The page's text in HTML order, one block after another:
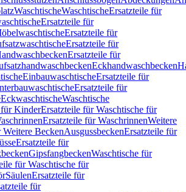
WaschtischeWaschtischeErsatzteile für
Ersatzteile für
Ersatzteile für
Ersatzteile für
Ersatzteile für
Eckhandwaschbecken
EinbauwaschtischeErsatzteile für
Ersatzteile für
EckwaschtischeWaschtische
für KinderErsatzteile für Waschtische für
Ersatzteile für WaschrinnenWeitere
BeckenAusgussbeckenErsatzteile für
Ersatzteile für
GipsfangbeckenWaschtische für
für Waschtische für
SäulenErsatzteile für
für